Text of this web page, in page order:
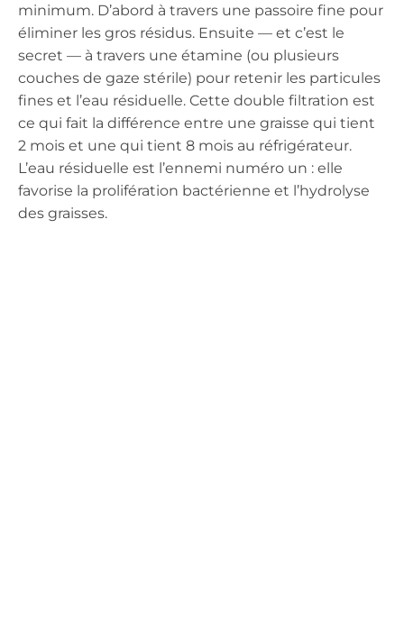
minimum. D’abord à travers une passoire fine pour
éliminer les gros résidus. Ensuite — et c’est le
secret — à travers une étamine (ou plusieurs
couches de gaze stérile) pour retenir les particules
fines et l’eau résiduelle. Cette double filtration est
ce qui fait la différence entre une graisse qui tient
2 mois et une qui tient 8 mois au réfrigérateur.
L’eau résiduelle est l’ennemi numéro un : elle
favorise la prolifération bactérienne et l’hydrolyse
des graisses.